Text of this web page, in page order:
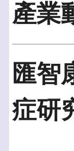
產業
匯智
症研